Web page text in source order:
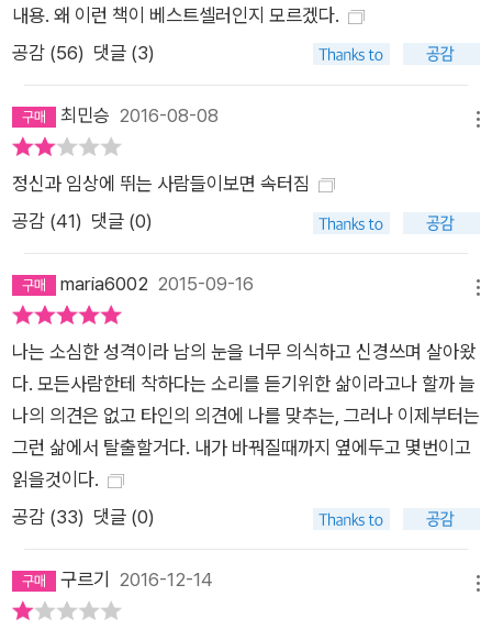
프레드 아들러(Alfred Adler)의 심리학에서 비롯되었다. 프로이
트, 융과 어깨를 나란히 하며 ‘심리학의 3대 거장’으로 일컬어지
심리학자로, 긍정적 사고를 강조하는 ‘개인심리학’을 창시해 현대
심리학에 큰 영향을 끼쳤다. 그뿐 아니라 데일 카네기, 스티븐 코
비 등 자기계발의 멘토라고 불리는 사람들에게도 영향을 주어 ‘자
고 인생이 송두리째 바뀐 사람들이 있었으니, 바로 기시미 이치로
리스철학을 공부한 철학자로 어느 날 “인간은 누구나 지금 이 순
간부터 행복해질 수 있다”라는 아들러 심리학에 대한 강연을 듣
고는 아들러 심리학을 함께 공부하기 시작했다. 그 결과 지금은
아들러 심리학에 관한 한 누구보다 전문가가 되었다. 고가 후미타
케는 전문 작가로 고민 많던 20대 시절에 아들러 심리학을 만난
후 세계관이 바뀌고 아들러 심리학에 심취하게 되었다. 이러한 두
사람이 만나 개인의 행복에 대한 답을 주는 것은 물론, 자신과 세
계를 바라보는 눈 자체를 바꿀 정도로 힘이 있는 아들러 심리학을
쉽고 재미있게 구성해 《미움받을 용기》를 내놓았다. 아들러 심리
학은 그동안 프로이트와 융에 가려 대중적으로는 잘 언급되지 않
았지만 고민이 많은 현대인들에게 실질적인 도움을 줄 수 있는 유
내용. 왜 이런 책이 베스트셀러인지 모르겠다.
공감 (56) 댓글 (3)
최민승 2016-08-08
정신과 임상에 뛰는 사람들이보면 속터짐
공감 (41) 댓글 (0)
maria6002 2015-09-16
나는 소심한 성격이라 남의 눈을 너무 의식하고 신경쓰며 살아왔
다. 모든사람한테 착하다는 소리를 듣기위한 삶이라고나 할까 늘
나의 의견은 없고 타인의 의견에 나를 맞추는, 그러나 이제부터는
그런 삶에서 탈출할거다. 내가 바꿔질때까지 옆에두고 몇번이고
읽을것이다.
공감 (33) 댓글 (0)
구르기 2016-12-14